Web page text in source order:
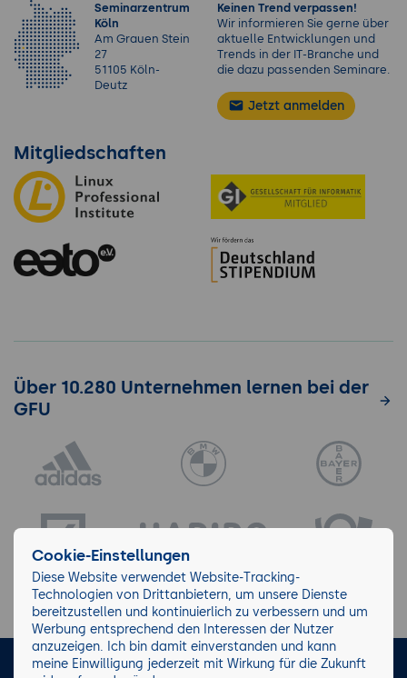
Seminarzentrum
Köln
Am Grauen Stein
27
51105 Köln-
Deutz
Keinen Trend verpassen!
Wir informieren Sie gerne über
aktuelle Entwicklungen und
Trends in der IT-Branche und
die dazu passenden Seminare.
Jetzt anmelden
Mitgliedschaften
Über 10.280 Unternehmen lernen bei der
GFU
LinkedIn Facebook
Cookie-Einstellungen
Diese Website verwendet Website-Tracking-
Technologien von Drittanbietern, um unsere Dienste
bereitzustellen und kontinuierlich zu verbessern und um
Werbung entsprechend den Interessen der Nutzer
anzuzeigen. Ich bin damit einverstanden und kann
meine Einwilligung jederzeit mit Wirkung für die Zukunft